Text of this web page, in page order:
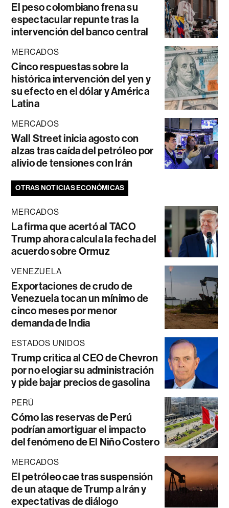
El peso colombiano frena su
espectacular repunte tras la
intervención del banco central
MERCADOS
Cinco respuestas sobre la
histórica intervención del yen y
su efecto en el dólar y América
Latina
MERCADOS
Wall Street inicia agosto con
alzas tras caída del petróleo por
alivio de tensiones con Irán
OTRAS NOTICIAS ECONÓMICAS
MERCADOS
La firma que acertó al TACO
Trump ahora calcula la fecha del
acuerdo sobre Ormuz
VENEZUELA
Exportaciones de crudo de
Venezuela tocan un mínimo de
cinco meses por menor
demanda de India
ESTADOS UNIDOS
Trump critica al CEO de Chevron
por no elogiar su administración
y pide bajar precios de gasolina
PERÚ
Cómo las reservas de Perú
podrían amortiguar el impacto
del fenómeno de El Niño Costero
MERCADOS
El petróleo cae tras suspensión
de un ataque de Trump a Irán y
expectativas de diálogo